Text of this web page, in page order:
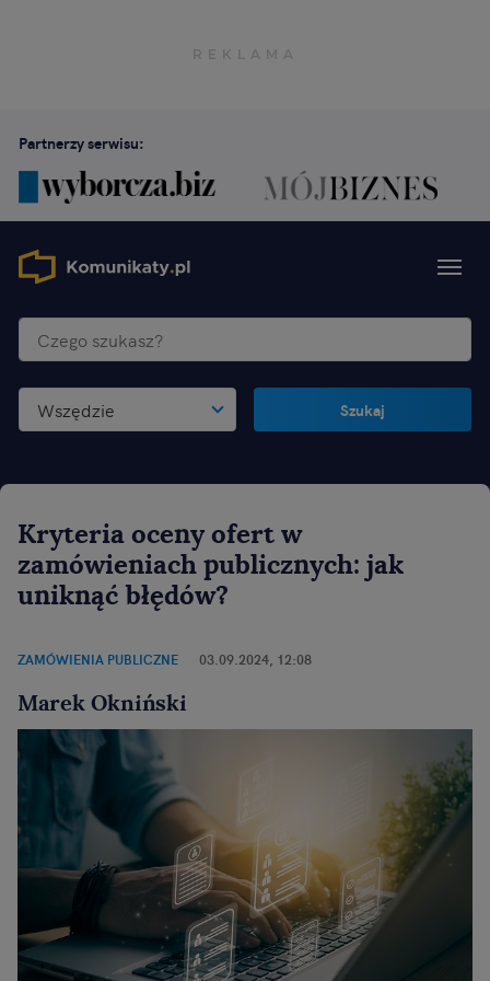
Partnerzy serwisu:
Wszędzie Szukaj
Kryteria oceny ofert w
zamówieniach publicznych: jak
uniknąć błędów?
ZAMÓWIENIA PUBLICZNE 03.09.2024, 12:08
Marek Okniński